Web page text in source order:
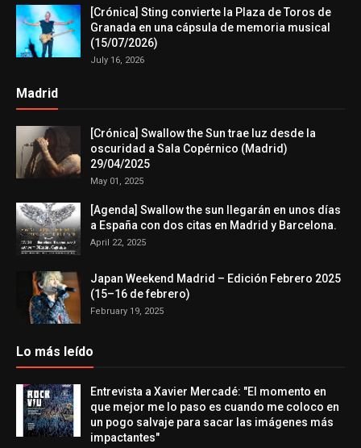
[Crónica] Sting convierte la Plaza de Toros de
Granada en una cápsula de memoria musical
(15/07/2026)
July 16, 2026
Madrid
[Crónica] Swallow the Sun trae luz desde la
oscuridad a Sala Copérnico (Madrid)
29/04/2025
May 01, 2025
[Agenda] Swallow the sun llegarán en unos días
a España con dos citas en Madrid y Barcelona.
April 22, 2025
Japan Weekend Madrid – Edición Febrero 2025
(15–16 de febrero)
February 19, 2025
Lo más leído
Entrevista a Xavier Mercadé: "El momento en
que mejor me lo paso es cuando me coloco en
un pogo salvaje para sacar las imágenes más
impactantes"